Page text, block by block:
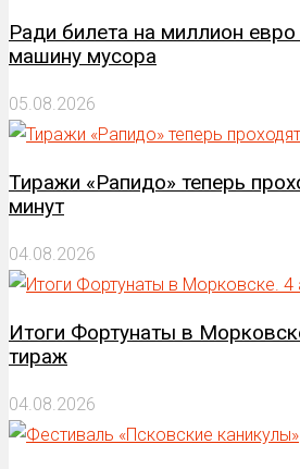
Ради билета на миллион
машину мусора
05.08.2026
Тиражи «Рапидо» теперь
минут
04.08.2026
Итоги Фортунаты в
тираж
04.08.2026